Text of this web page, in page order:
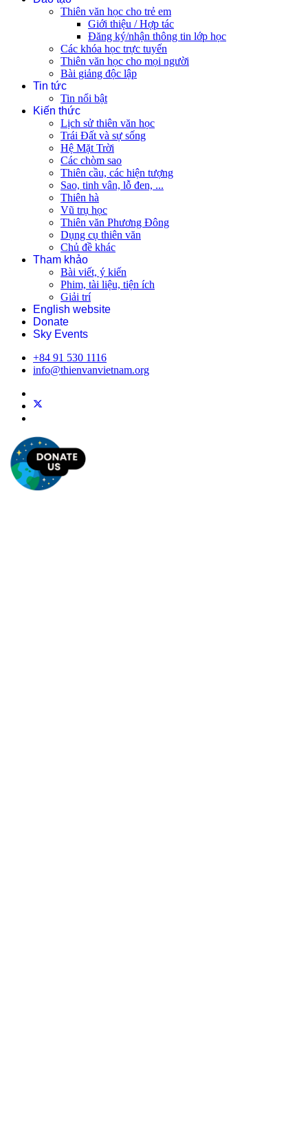
Thiên văn học cho trẻ em
Giới thiệu / Hợp tác
Đăng ký/nhận thông tin lớp học
Các khóa học trực tuyến
Thiên văn học cho mọi người
Bài giảng độc lập
Tin tức
Tin nổi bật
Kiến thức
Lịch sử thiên văn học
Trái Đất và sự sống
Hệ Mặt Trời
Các chòm sao
Thiên cầu, các hiện tượng
Sao, tinh vân, lỗ đen, ...
Thiên hà
Vũ trụ học
Thiên văn Phương Đông
Dụng cụ thiên văn
Chủ đề khác
Tham khảo
Bài viết, ý kiến
Phim, tài liệu, tiện ích
Giải trí
English website
Donate
Sky Events
+84 91 530 1116
info@thienvanvietnam.org